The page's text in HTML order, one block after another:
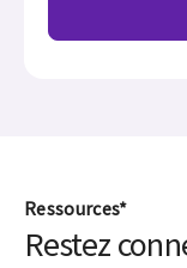
Ressources*
Restez